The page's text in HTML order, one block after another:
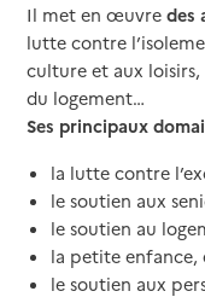
Il met en œuvredes
lutte contre
culture et aux
du logement…
Ses principaux
la lutte contre
le soutien aux
le soutien au
la petite enfance,
le soutien aux